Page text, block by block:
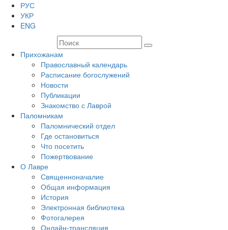
РУС
УКР
ENG
Прихожанам
Православный календарь
Расписание богослужений
Новости
Публикации
Знакомство с Лаврой
Паломникам
Паломнический отдел
Где остановиться
Что посетить
Пожертвование
О Лавре
Священноначалие
Общая информация
История
Электронная библиотека
Фотогалерея
Онлайн-трансляция